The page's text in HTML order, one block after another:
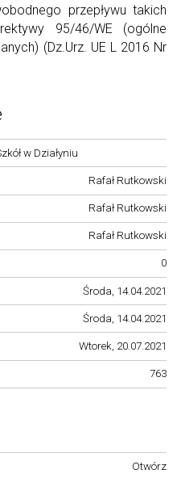
przepływu takich
95/46/WE (ogólne
(Dz.Urz. UE L 2016 Nr
w Działyniu
Rafał Rutkowski
Rafał Rutkowski
Rafał Rutkowski
0
Środa, 14.04.2021
Środa, 14.04.2021
Wtorek, 20.07.2021
763
Otwórz